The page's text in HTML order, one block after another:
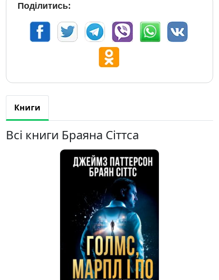
Поділитись:
Книги
Всі книги Браяна Сіттса